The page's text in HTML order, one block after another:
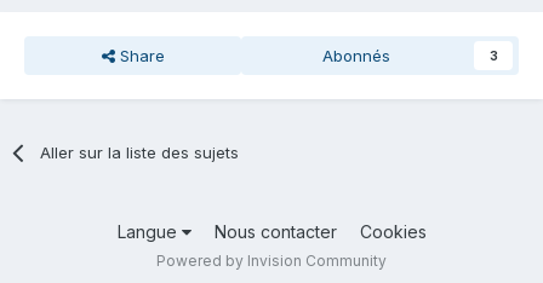
Share Abonnés 3
Aller sur la liste des sujets
Langue Nous contacter Cookies
Powered by Invision Community